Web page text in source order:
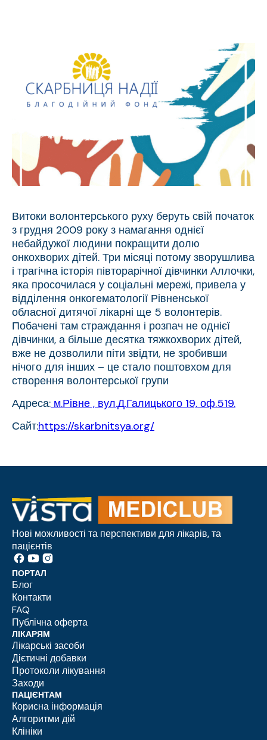
Витоки волонтерського руху беруть свій початок
з грудня 2009 року з намагання однієї
небайдужої людини покращити долю
онкохворих дітей. Три місяці потому зворушлива
і трагічна історія півторарічної дівчинки Аллочки,
яка просочилася у соціальні мережі, привела у
відділення онкогематології Рівненської
обласної дитячої лікарні ще 5 волонтерів.
Побачені там страждання і розпач не однієї
дівчинки, а більше десятка тяжкохворих дітей,
вже не дозволили піти звідти, не зробивши
нічого для інших – це стало поштовхом для
створення волонтерської групи
Адреса: м.Рівне , вул.Д.Галицького 19, оф.519.
Сайт:https://skarbnitsya.org/
Нові можливості та перспективи для лікарів, та
пацієнтів
ПОРТАЛ
Блог
Контакти
FAQ
Публічна оферта
ЛІКАРЯМ
Лікарські засоби
Дієтичні добавки
Протоколи лікування
Заходи
ПАЦІЄНТАМ
Корисна інформація
Алгоритми дій
Клініки